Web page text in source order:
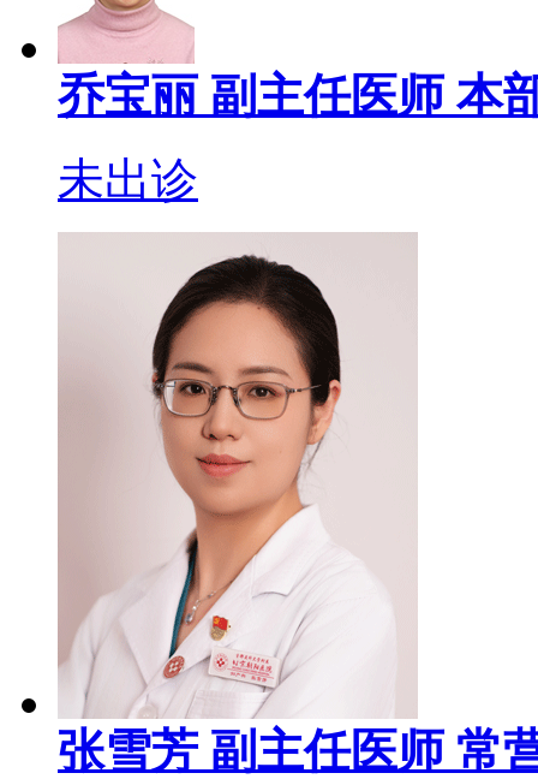
乔宝丽 副主任医师本
未出诊
张雪芳 副主任医师 常